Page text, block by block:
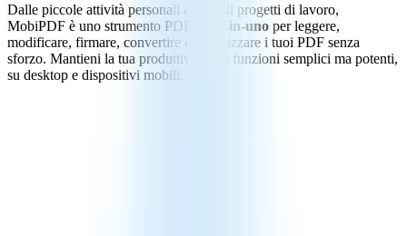
Dalle piccole attività personali ai grandi progetti di lavoro,
MobiPDF è uno strumento PDF
tutto-in-uno per leggere,
modificare, firmare, convertire e organizzare i tuoi PDF senza
sforzo. Mantieni la tua produttività con funzioni semplici ma potenti,
su desktop e dispositivi mobili.